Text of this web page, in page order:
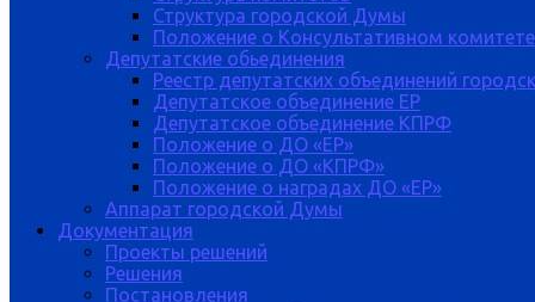
Структура городской Думы
Положение о Консультативном комитете
Депутатские обьединения
Реестр депутатских объединений
Депутатское объединение ЕР
Депутатское объединение КПРФ
Положение о ДО «ЕР»
Положение о ДО «КПРФ»
Положение о наградах ДО «ЕР»
Аппарат городской Думы
Документация
Проекты решений
Решения
Постановления